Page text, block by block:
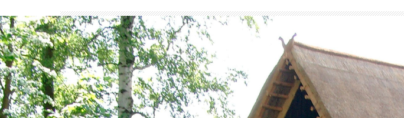
ヨーロッパ大周遊・グランドツアー
ヨーロッパ憧れの絶景ツアーおすすめ
欧州オペラ・音楽鑑賞ツアーおすすめ
欧州ワイナリー巡り・美食ツアーおすすめ
ヨーロッパ＆セイシェル周遊ハネムーン(
自分で創る旅 (完全オーダーメイ